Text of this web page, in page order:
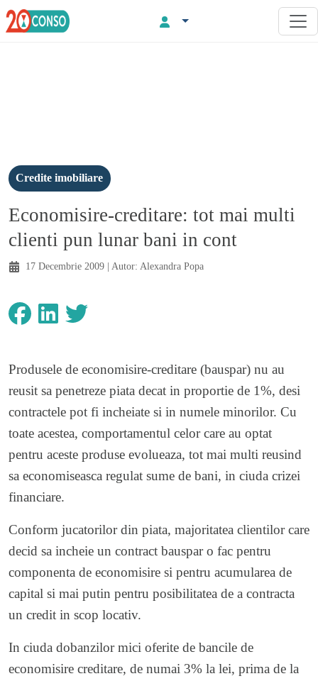
Credite imobiliare
Economisire-creditare: tot mai multi
clienti pun lunar bani in cont
17 Decembrie 2009 | Autor: Alexandra Popa
Produsele de economisire-creditare (bauspar) nu au
reusit sa penetreze piata decat in proportie de 1%, desi
contractele pot fi incheiate si in numele minorilor. Cu
toate acestea, comportamentul celor care au optat
pentru aceste produse evolueaza, tot mai multi reusind
sa economiseasca regulat sume de bani, in ciuda crizei
financiare.
Conform jucatorilor din piata, majoritatea clientilor care
decid sa incheie un contract bausparo fac pentru
componenta de economisire si pentru acumularea de
capital si mai putin pentru posibilitatea de a contracta
un credit in scop locativ.
In ciuda dobanzilor mici oferite de bancile de
economisire creditare, de numai 3% la lei, prima de la